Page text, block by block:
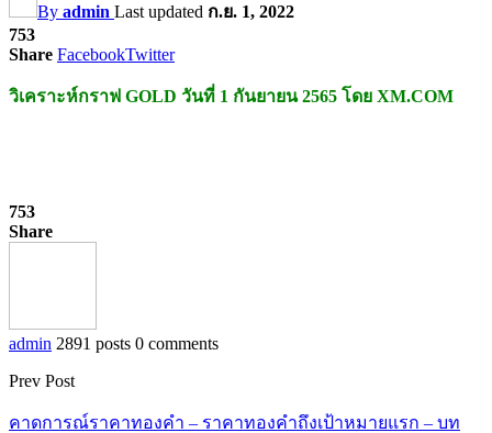
By admin Last updated ก.ย. 1, 2022
753
Share FacebookTwitter
วิเคราะห์กราฟ GOLD วันที่ 1 กันยายน 2565 โดย XM.COM
753
Share
admin 2891 posts 0 comments
Prev Post
คาดการณ์ราคาทองคำ – ราคาทองคำถึงเป้าหมายแรก – บท